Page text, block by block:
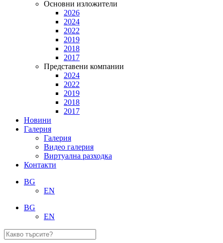
Основни изложители
2026
2024
2022
2019
2018
2017
Представени компании
2024
2022
2019
2018
2017
Новини
Галерия
Галерия
Видео галерия
Виртуална разходка
Контакти
BG
EN
BG
EN